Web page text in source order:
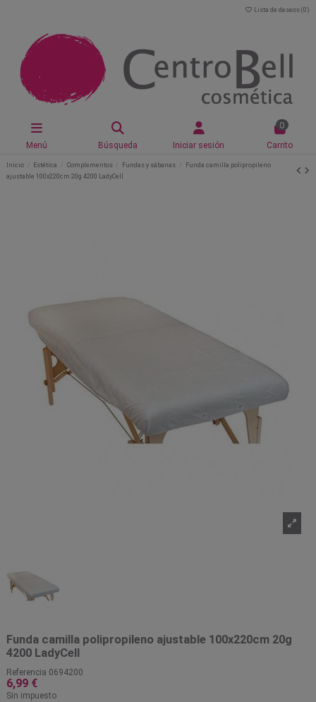
Lista de deseos (0 )
Menú Búsqueda Iniciar sesión
0
Carrito
Inicio Estética Complementos Fundas y sábanas
Funda camilla polipropileno
ajustable 100x220cm 20g 4200 LadyCell
Funda camilla polipropileno ajustable 100x220cm 20g
4200 LadyCell
Referencia 0694200
6,99 €
Sin impuesto